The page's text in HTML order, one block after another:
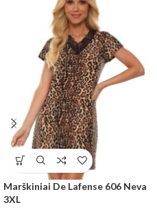
Marškiniai De Lafense 606 Neva
3XL